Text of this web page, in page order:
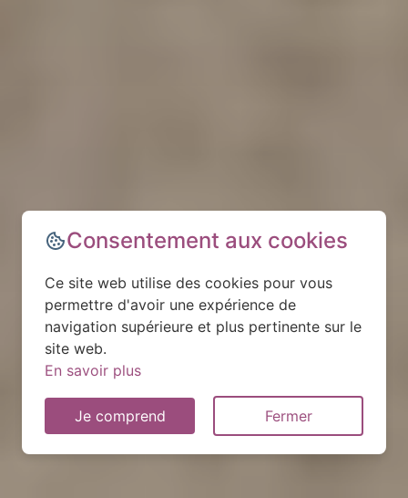
Consentement aux cookies
Ce site web utilise des cookies pour vous
permettre d'avoir une expérience de
navigation supérieure et plus pertinente sur le
site web.
En savoir plus
Je comprend Fermer